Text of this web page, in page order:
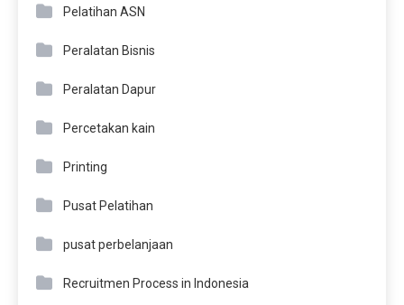
Pelatihan ASN
Peralatan Bisnis
Peralatan Dapur
Percetakan kain
Printing
Pusat Pelatihan
pusat perbelanjaan
Recruitmen Process in Indonesia